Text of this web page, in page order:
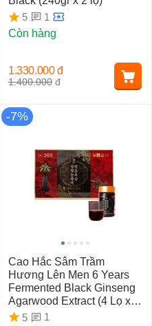
5
1
Còn hàng
1.400.000 đ
1.330.000 đ
-7%
Cao Hắc Sâm Trầm
Hương Lên Men 6 Years
Fermented Black Ginseng
Agarwood Extract (4 Lọ x
250gr)
5
1